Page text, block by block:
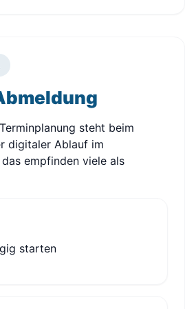
steht beim
digitaler Ablauf im
empfinden viele als
starten